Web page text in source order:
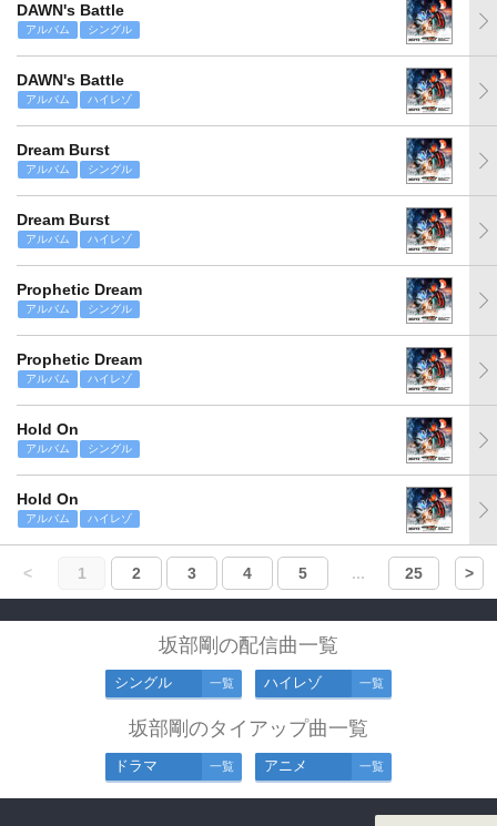
DAWN's Battle
アルバム シングル
DAWN's Battle
アルバム ハイレゾ
Dream Burst
アルバム シングル
Dream Burst
アルバム ハイレゾ
Prophetic Dream
アルバム シングル
Prophetic Dream
アルバム ハイレゾ
Hold On
アルバム シングル
Hold On
アルバム ハイレゾ
< 1 2 3 4 5 ... 25 >
坂部剛の配信曲一覧
シングル 一覧 ハイレゾ 一覧
坂部剛のタイアップ曲一覧
ドラマ 一覧 アニメ 一覧